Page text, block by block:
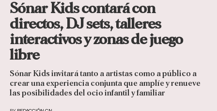
Sónar Kids contará con
directos, DJ sets, talleres
interactivos y zonas de juego
libre
Sónar Kids invitará tanto a artistas como a público a
crear una experiencia conjunta que amplíe y renueve
las posibilidades del ocio infantil y familiar